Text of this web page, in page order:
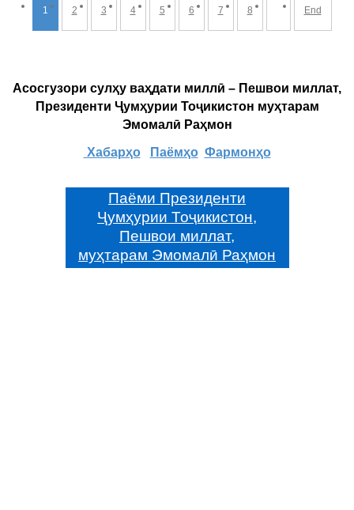
1 2 3 4 5 6 7 8 End
Асосгузори сулҳу ваҳдати миллӣ – Пешвои миллат,
Президенти Ҷумҳурии Тоҷикистон муҳтарам
Эмомалӣ Раҳмон
Хабарҳо Паёмҳо Фармонҳо
Паёми Президенти
Ҷумҳурии Тоҷикистон,
Пешвои миллат,
муҳтарам Эмомалӣ Раҳмон